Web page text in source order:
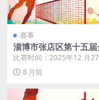
赛事
淄博市张店区第十五届
身运动会暨首届“动泰
比赛时间：2025年12 月
比赛地点：山东省农业工程
毛球馆
8 月前